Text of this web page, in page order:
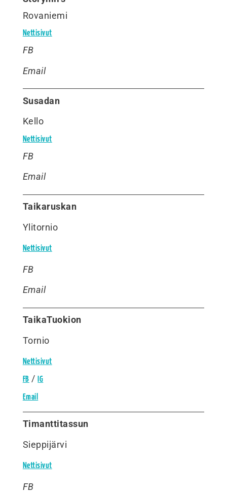
Rovaniemi
Nettisivut
FB
Email
Susadan
Kello
Nettisivut
FB
Email
Taikaruskan
Ylitornio
Nettisivut
FB
Email
TaikaTuokion
Tornio
Nettisivut
FB / IG
Email
Timanttitassun
Sieppijärvi
Nettisivut
FB